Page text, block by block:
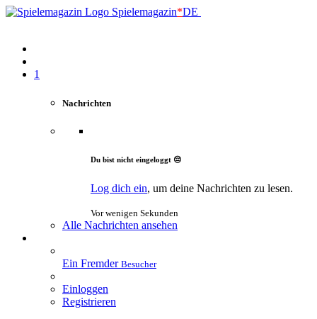
Spielemagazin*DE
1
Nachrichten
Du bist nicht eingeloggt 😔
Log dich ein, um deine Nachrichten zu lesen.
Vor wenigen Sekunden
Alle Nachrichten ansehen
Ein Fremder Besucher
Einloggen
Registrieren